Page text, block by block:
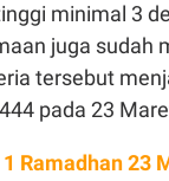
minimal 3
juga sudah
tersebut
pada 23
Ramadhan 23